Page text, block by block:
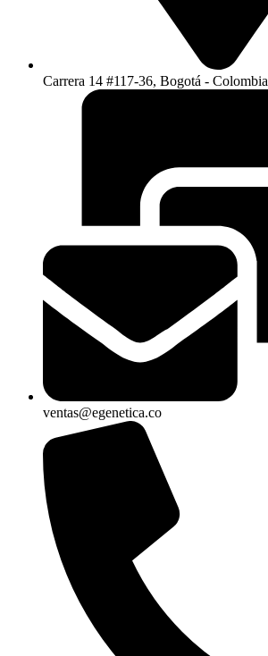
Carrera 14 #117-36, Bogotá - Colombia
ventas@egenetica.co